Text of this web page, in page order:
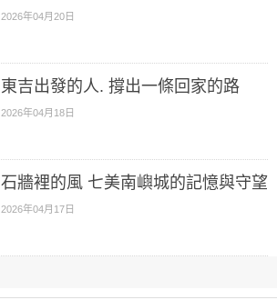
2026年04月20日
東吉出發的人. 撐出一條回家的路
2026年04月18日
石牆裡的風 七美南嶼城的記憶與守望
2026年04月17日